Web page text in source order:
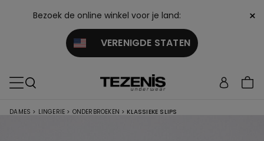
Bezoek de online winkel voor je land:
VERENIGDE STATEN
×
DAMES > LINGERIE > ONDERBROEKEN > KLASSIEKE SLIPS